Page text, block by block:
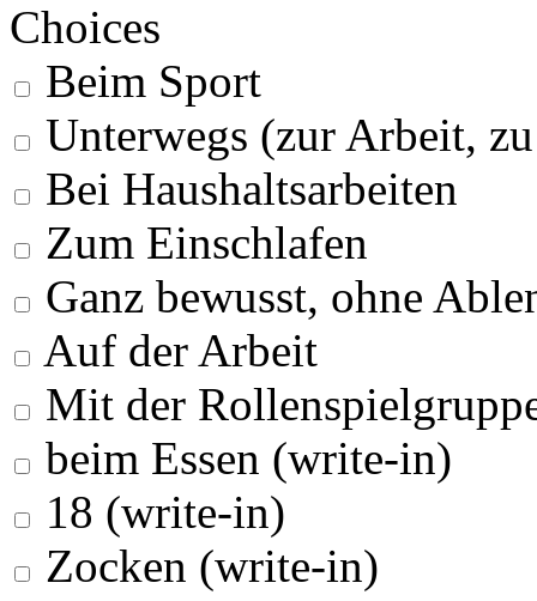
Choices
Beim Sport
Unterwegs (zur Arbeit,
Bei Haushaltsarbeiten
Zum Einschlafen
Ganz bewusst, ohne
Auf der Arbeit
Mit der
beim Essen (write-in)
18 (write-in)
Zocken (write-in)